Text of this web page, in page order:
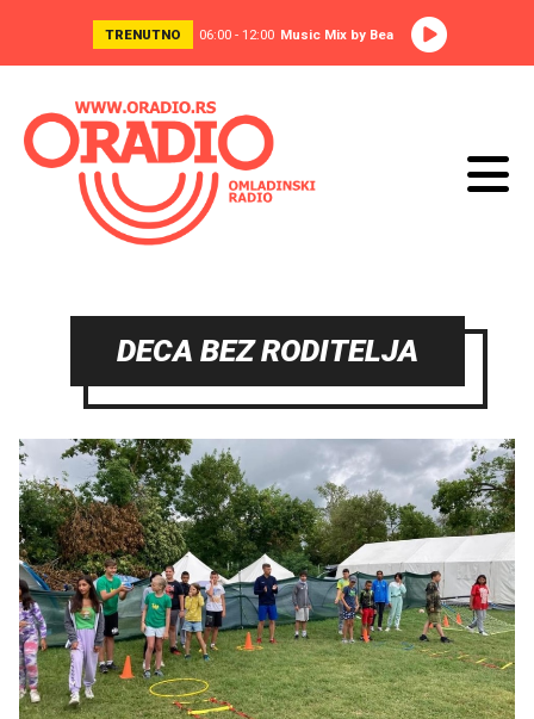
TRENUTNO 06:00 - 12:00 Music Mix by Bea
DECA BEZ RODITELJA